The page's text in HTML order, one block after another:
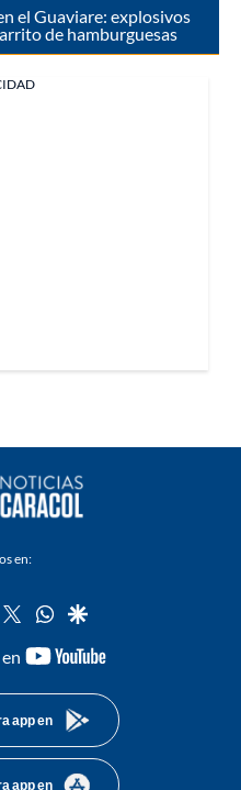
el Guaviare: explosivos
de hamburguesas
en:
twitterwhatsapp
google
youtube-
app en
app en